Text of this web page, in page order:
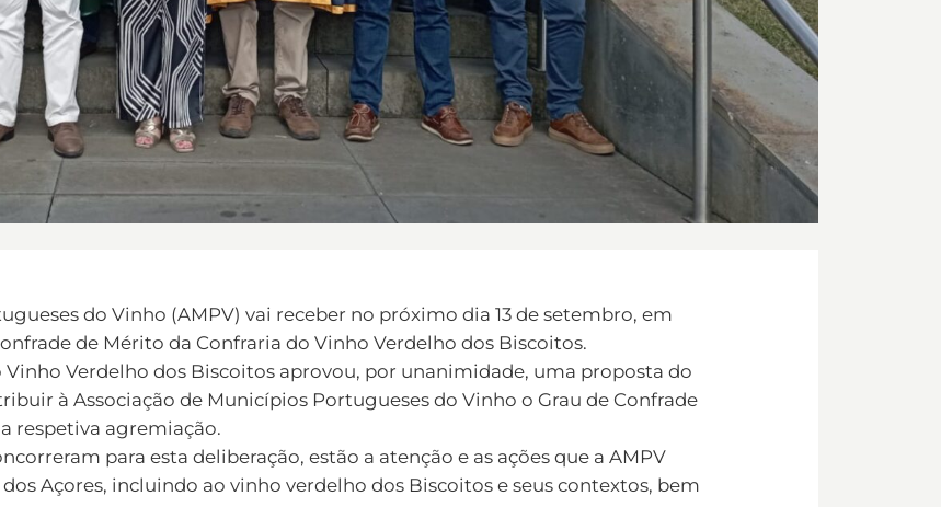
do Vinho (AMPV) vai receber no próximo dia 13 de setembro, em
de Mérito da Confraria do Vinho Verdelho dos Biscoitos.
Vinho Verdelho dos Biscoitos aprovou, por unanimidade, uma proposta do
à Associação de Municípios Portugueses do Vinho o Grau de Confrade
respetiva agremiação.
para esta deliberação, estão a atenção e as ações que a AMPV
Açores, incluindo ao vinho verdelho dos Biscoitos e seus contextos, bem